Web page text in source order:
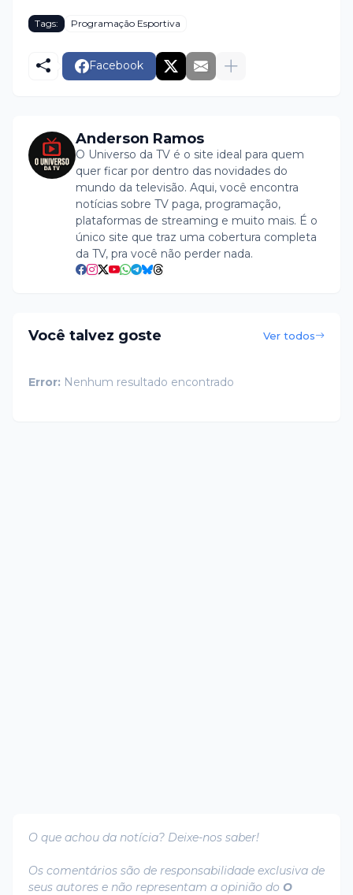
Tags: Programação Esportiva
Facebook
Anderson Ramos
O Universo da TV é o site ideal para quem
quer ficar por dentro das novidades do
mundo da televisão. Aqui, você encontra
notícias sobre TV paga, programação,
plataformas de streaming e muito mais. É o
único site que traz uma cobertura completa
da TV, pra você não perder nada.
Você talvez goste Ver todos
Error: Nenhum resultado encontrado
O que achou da notícia? Deixe-nos saber!
Os comentários são de responsabilidade exclusiva de
seus autores e não representam a opinião do O